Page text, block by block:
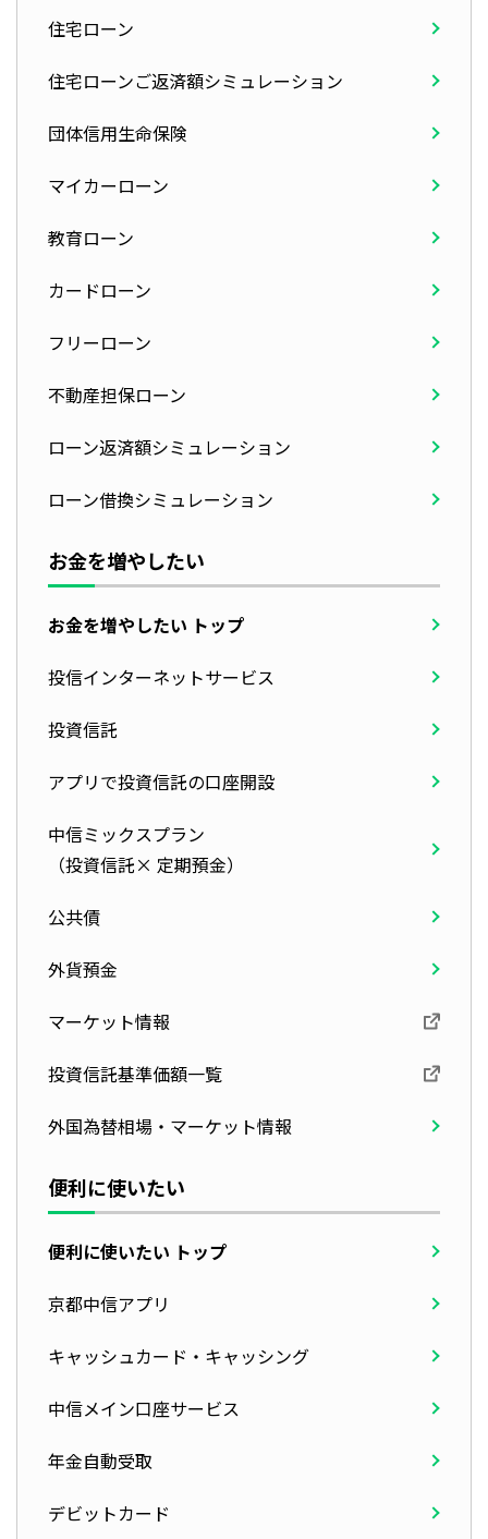
住宅ローン
住宅ローンご返済額シミュレーション
団体信用生命保険
マイカーローン
教育ローン
カードローン
フリーローン
不動産担保ローン
ローン返済額シミュレーション
ローン借換シミュレーション
お金を増やしたい
お金を増やしたい トップ
投信インターネットサービス
投資信託
アプリで投資信託の口座開設
中信ミックスプラン
（投資信託× 定期預金）
公共債
外貨預金
マーケット情報
投資信託基準価額一覧
外国為替相場・マーケット情報
便利に使いたい
便利に使いたい トップ
京都中信アプリ
キャッシュカード・キャッシング
中信メイン口座サービス
年金自動受取
デビットカード